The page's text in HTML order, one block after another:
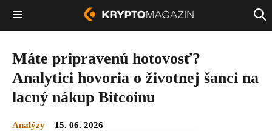
Máte pripravenú hotovosť?
Analytici hovoria o životnej šanci na
lacný nákup Bitcoinu
Analýzy
15. 06. 2026